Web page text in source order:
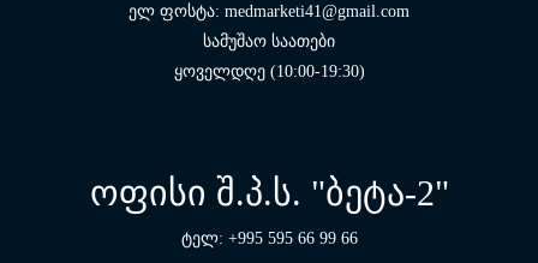
ელ ფოსტა: medmarketi41@gmail.com
სამუშაო საათები
ყოველდღე (10:00-19:30)
ოფისი შ.პ.ს. "ბეტა-2"
ტელ: +995 595 66 99 66